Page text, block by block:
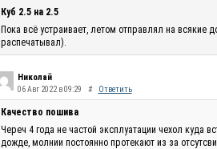
Куб 2.5 на 2.5
Пока всё устраивает, летом отправлял на всякие
распечатывал).
Николай
06 Авг 2022 в 09:29 # Ответить
Качество пошива
Череч 4 года не частой эксплуатации чехол куда
дожде, молнии постоянно протекают из за